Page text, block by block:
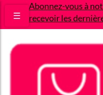
Abonnez-vous à
recevoir les
☰